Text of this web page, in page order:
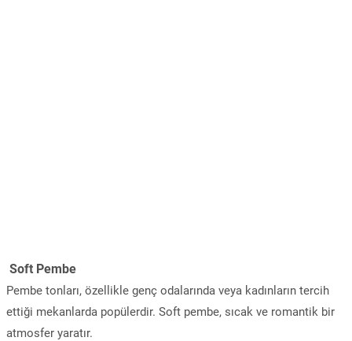
Soft Pembe
Pembe tonları, özellikle genç odalarında veya kadınların tercih
ettiği mekanlarda popülerdir. Soft pembe, sıcak ve romantik bir
atmosfer yaratır.